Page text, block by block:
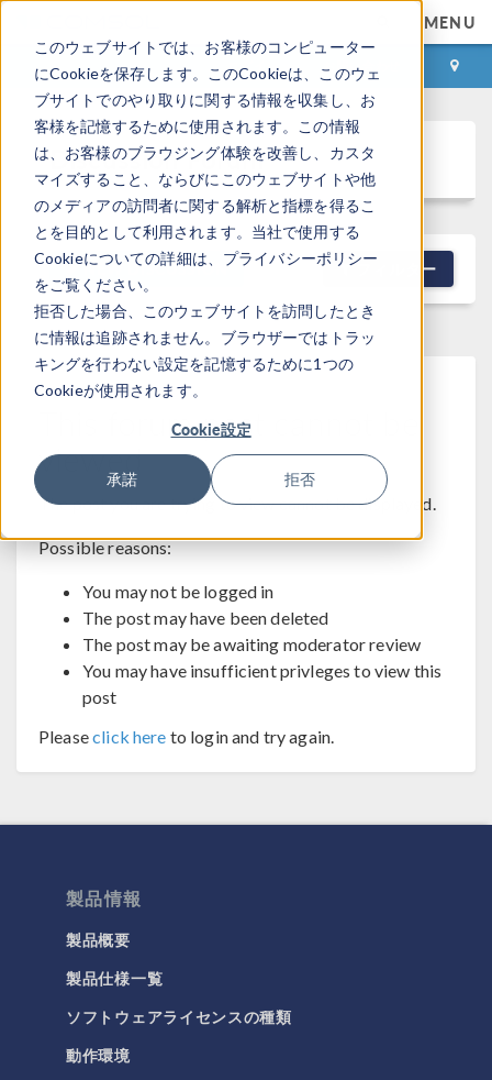
このウェブサイトでは、お客様のコンピューター
にCookieを保存します。このCookieは、このウェ
ブサイトでのやり取りに関する情報を収集し、お
客様を記憶するために使用されます。この情報
は、お客様のブラウジング体験を改善し、カスタ
マイズすること、ならびにこのウェブサイトや他
のメディアの訪問者に関する解析と指標を得るこ
とを目的として利用されます。当社で使用する
Cookieについての詳細は、プライバシーポリシー
をご覧ください。
拒否した場合、このウェブサイトを訪問したとき
に情報は追跡されません。ブラウザーではトラッ
キングを行わない設定を記憶するために1つの
Cookieが使用されます。
Cookie設定
承諾 拒否
MENU
ログイン お問い合わせ
Discussion Forum
NEW DISCUSSION フィルター
This forum post cannot be
viewed
The post you are trying to view cannot be displayed.
Possible reasons:
You may not be logged in
The post may have been deleted
The post may be awaiting moderator review
You may have insufficient privleges to view this
post
Pleaseclick here to login and try again.
製品情報
製品概要
製品仕様一覧
ソフトウェアライセンスの種類
動作環境